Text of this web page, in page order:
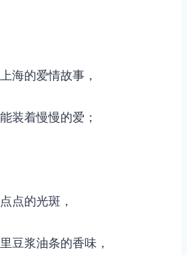
海的爱情故事，
装着慢慢的爱；
点的光斑，
豆浆油条的香味，